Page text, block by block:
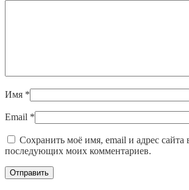
Имя *
Email *
Сохранить моё имя, email и адрес сайта
последующих моих комментариев.